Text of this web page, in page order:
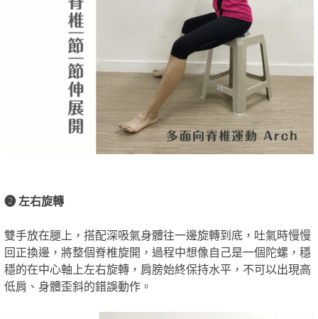
❷ 左右旋轉
雙手放在腿上，搭配深吸氣身體往一邊旋轉到底，吐氣時慢慢
回正換邊，將整個脊椎旋開，過程中想像自己是一個陀螺，穩
穩的在中心軸上左右旋轉，肩膀始終保持水平，不可以出現高
低肩、身體歪斜的錯誤動作。